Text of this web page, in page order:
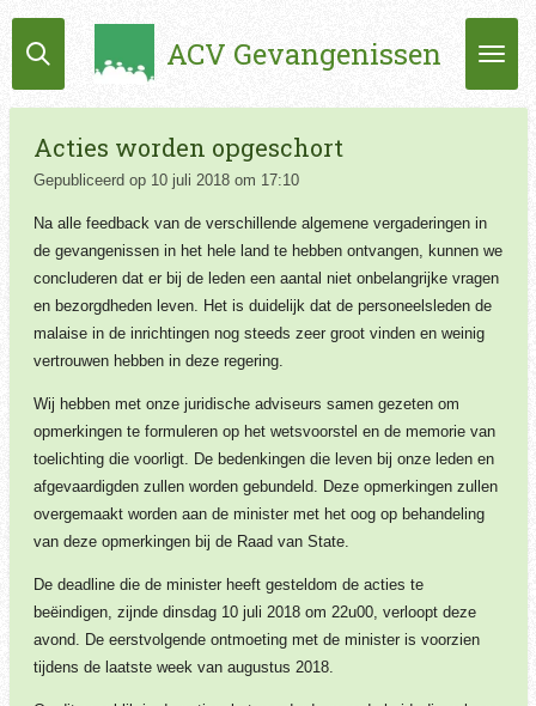
Ga
direct
de
hoofdinhoud
ACV Gevangenissen
Acties worden opgeschort
Gepubliceerd op 10 juli 2018 om 17:10
Na alle feedback van de verschillende algemene vergaderingen in
de gevangenissen in het hele land te hebben ontvangen, kunnen we
concluderen dat er bij de leden een aantal niet onbelangrijke vragen
en bezorgdheden leven. Het is duidelijk dat de personeelsleden de
malaise in de inrichtingen nog steeds zeer groot vinden en weinig
vertrouwen hebben in deze regering.
Wij hebben met onze juridische adviseurs samen gezeten om
opmerkingen te formuleren op het wetsvoorstel en de memorie van
toelichting die voorligt. De bedenkingen die leven bij onze leden en
afgevaardigden zullen worden gebundeld. Deze opmerkingen zullen
overgemaakt worden aan de minister met het oog op behandeling
van deze opmerkingen bij de Raad van State.
De deadline die de minister heeft gesteldom de acties te
beëindigen, zijnde dinsdag 10 juli 2018 om 22u00, verloopt deze
avond. De eerstvolgende ontmoeting met de minister is voorzien
tijdens de laatste week van augustus 2018.